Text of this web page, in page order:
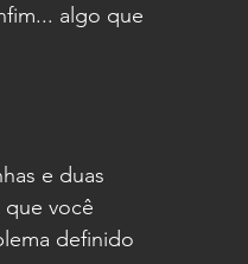
algo que
e duas
você
definido